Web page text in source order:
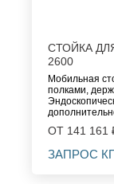
СТОЙКА
2600
Мобильная
полками,
ОТ 141 161
ЗАПРОС